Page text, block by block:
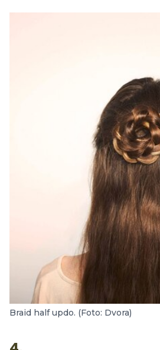
Braid half updo. (Foto: Dvora)